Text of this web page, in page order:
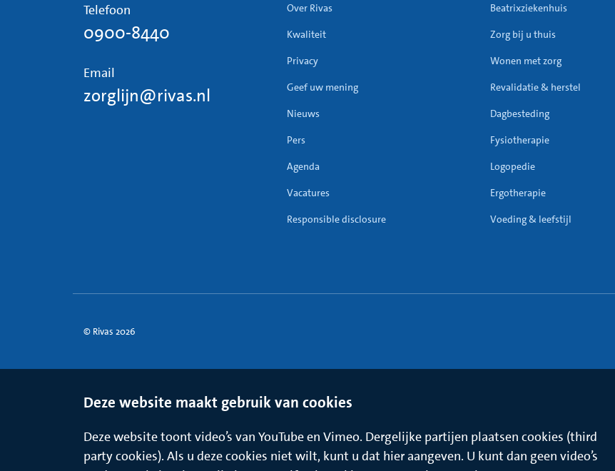
Telefoon
0900-8440
Email
zorglijn@rivas.nl
Over Rivas
Kwaliteit
Privacy
Geef uw mening
Nieuws
Pers
Agenda
Vacatures
Responsible disclosure
Beatrixziekenhuis
Zorg bij u thuis
Wonen met zorg
Revalidatie & herstel
Dagbesteding
Fysiotherapie
Logopedie
Ergotherapie
Voeding & leefstijl
© Rivas 2026
Deze website maakt gebruik van cookies
Deze website toont video’s van YouTube en Vimeo. Dergelijke partijen plaatsen cookies (third
party cookies). Als u deze cookies niet wilt, kunt u dat hier aangeven. U kunt dan geen video’s